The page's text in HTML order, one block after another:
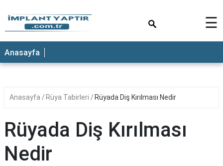
☰
Anasayfa
Anasayfa Rüya Tabirleri Rüyada Diş Kırılması Nedir
Rüyada Diş Kırılması
Nedir